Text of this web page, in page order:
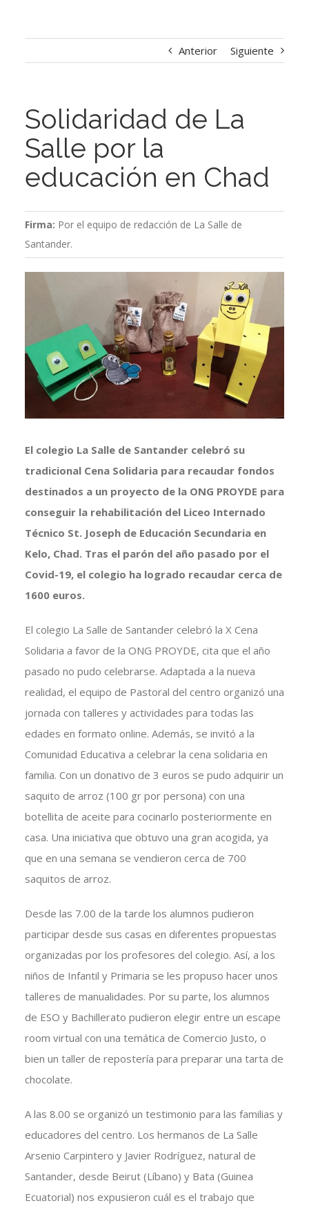
Anterior Siguiente
Solidaridad de La
Salle por la
educación en Chad
Firma: Por el equipo de redacción de La Salle de
Santander.
grande
El colegio La Salle de Santander celebró su
tradicional Cena Solidaria para recaudar fondos
destinados a un proyecto de la ONG PROYDE para
conseguir la rehabilitación del Liceo Internado
Técnico St. Joseph de Educación Secundaria en
Kelo, Chad. Tras el parón del año pasado por el
Covid-19, el colegio ha logrado recaudar cerca de
1600 euros.
El colegio La Salle de Santander celebró la X Cena
Solidaria a favor de la ONG PROYDE, cita que el año
pasado no pudo celebrarse. Adaptada a la nueva
realidad, el equipo de Pastoral del centro organizó una
jornada con talleres y actividades para todas las
edades en formato online. Además, se invitó a la
Comunidad Educativa a celebrar la cena solidaria en
familia. Con un donativo de 3 euros se pudo adquirir un
saquito de arroz (100 gr por persona) con una
botellita de aceite para cocinarlo posteriormente en
casa. Una iniciativa que obtuvo una gran acogida, ya
que en una semana se vendieron cerca de 700
saquitos de arroz.
Desde las 7.00 de la tarde los alumnos pudieron
participar desde sus casas en diferentes propuestas
organizadas por los profesores del colegio. Así, a los
niños de Infantil y Primaria se les propuso hacer unos
talleres de manualidades. Por su parte, los alumnos
de ESO y Bachillerato pudieron elegir entre un escape
room virtual con una temática de Comercio Justo, o
bien un taller de repostería para preparar una tarta de
chocolate.
A las 8.00 se organizó un testimonio para las familias y
educadores del centro. Los hermanos de La Salle
Arsenio Carpintero y Javier Rodríguez, natural de
Santander, desde Beirut (Líbano) y Bata (Guinea
Ecuatorial) nos expusieron cuál es el trabajo que